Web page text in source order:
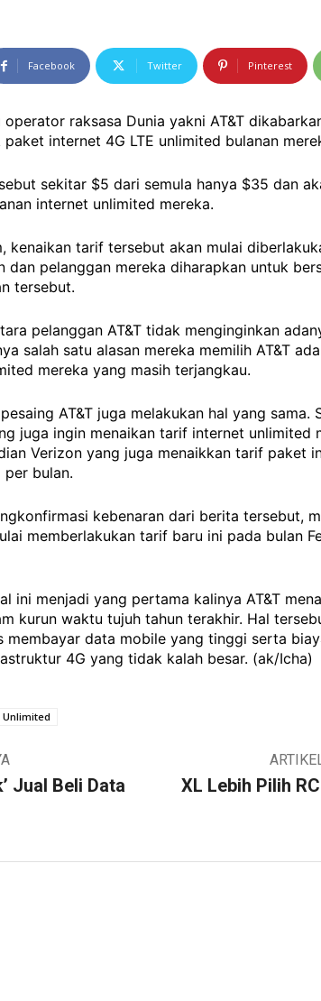
Facebook Twitter Pinterest
operator raksasa Dunia yakni AT&T
internet 4G LTE unlimited bulanan
sekitar $5 dari semula hanya $35 dan
internet unlimited mereka.
kenaikan tarif tersebut akan mulai
dan pelanggan mereka diharapkan untuk
tersebut.
pelanggan AT&T tidak menginginkan
salah satu alasan mereka memilih AT&T
mereka yang masih terjangkau.
AT&T juga melakukan hal yang sama.
juga ingin menaikan tarif internet unlimited
Verizon yang juga menaikkan tarif paket
bulan.
kebenaran dari berita tersebut,
memberlakukan tarif baru ini pada bulan
ini menjadi yang pertama kalinya AT&T
kurun waktu tujuh tahun terakhir. Hal
membayar data mobile yang tinggi serta
4G yang tidak kalah besar. (ak/Icha)
Unlimited
Jual Beli Data
XL Lebih Pilih